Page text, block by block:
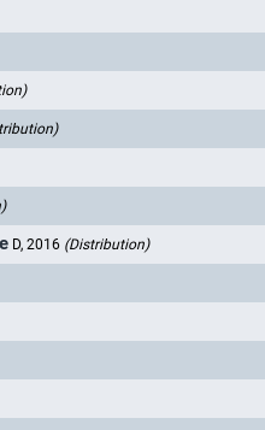
D, 2016 (Distribution)